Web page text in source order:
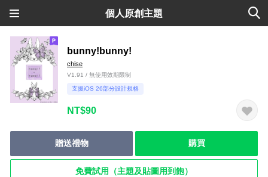
個人原創主題
bunny!bunny!
chise
V1.91 / 無使用效期限制
支援iOS 26部分設計規格
NT$90
贈送禮物 購買
免費試用（主題及貼圖用到飽）